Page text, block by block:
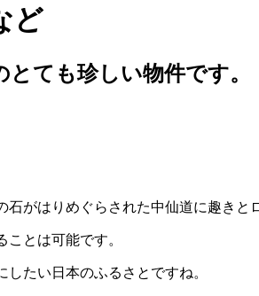
ど
ても珍しい物件です。
がはりめぐらされた中仙道に趣きと
とは可能です。
たい日本のふるさとですね。